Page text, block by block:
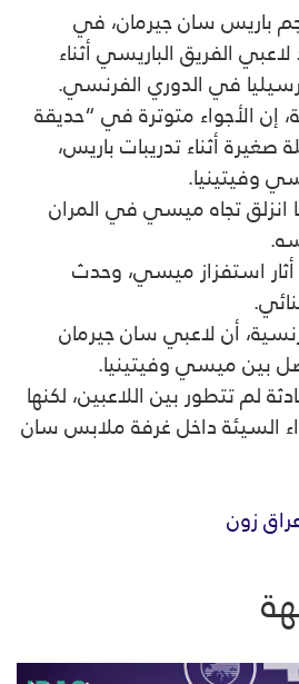
باريس سان جيرمان، في
الفريق الباريسي أثناء
في الدوري الفرنسي.
إن الأجواء متوترة في “حديقة
صغيرة أثناء تدريبات باريس،
وفيتينيا.
انزلق تجاه ميسي في المران
استفزاز ميسي، وحدث
أن لاعبي سان جيرمان
بين ميسي وفيتينيا.
لم تتطور بين اللاعبين، لكنها
السيئة داخل غرفة ملابس سان